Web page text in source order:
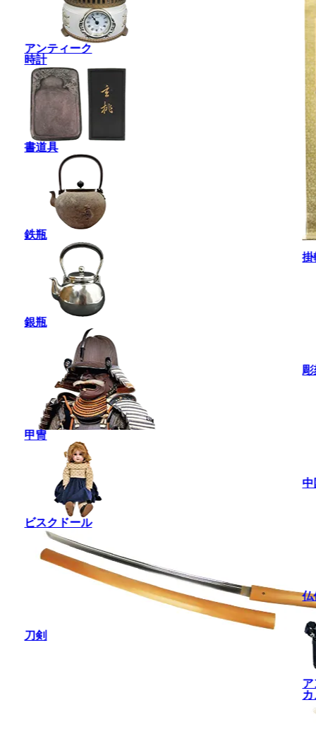
アンティーク
時計
書道具
鉄瓶
銀瓶
甲冑
ビスクドール
刀剣
掛
彫
中
仏
ア